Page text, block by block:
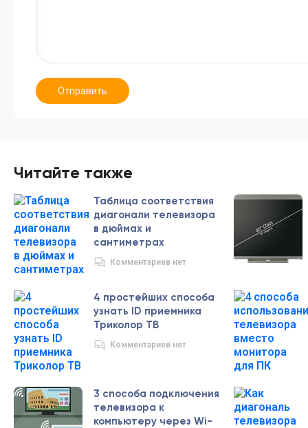
Отправить
Читайте также
Таблица соответствия
диагонали телевизора
в дюймах и
сантиметрах
Комментариев нет
4 простейших способа
узнать ID приемника
Триколор ТВ
Комментариев нет
3 способа подключения
телевизора к
компьютеру через Wi-